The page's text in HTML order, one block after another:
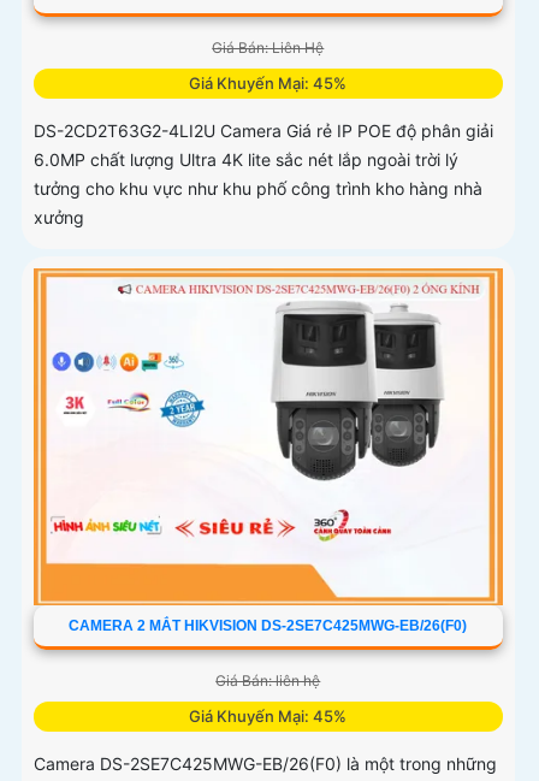
Giá Bán: Liên Hệ
Giá Khuyến Mại: 45%
DS-2CD2T63G2-4LI2U Camera Giá rẻ IP POE độ phân giải
6.0MP chất lượng Ultra 4K lite sắc nét lắp ngoài trời lý
tưởng cho khu vực như khu phố công trình kho hàng nhà
xưởng
CAMERA 2 MẮT HIKVISION DS-2SE7C425MWG-EB/26(F0)
Giá Bán: liên hệ
Giá Khuyến Mại: 45%
Camera DS-2SE7C425MWG-EB/26(F0) là một trong những